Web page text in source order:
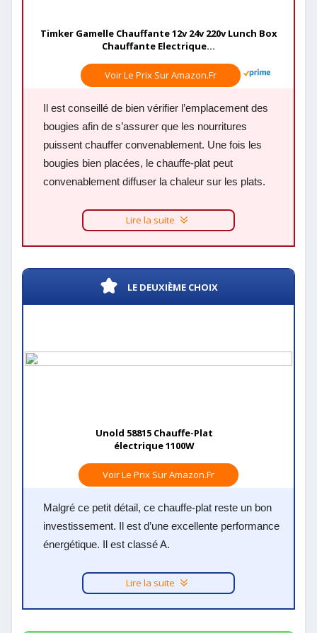
Timker Gamelle Chauffante 12v 24v 220v Lunch Box
Chauffante Electrique...
Voir Le Prix Sur Amazon.fr
Il est conseillé de bien vérifier l’emplacement des
bougies afin de s’assurer que les nourritures
puissent chauffer convenablement. Une fois les
bougies bien placées, le chauffe-plat peut
convenablement diffuser la chaleur sur les plats.
Lire la suite
LE DEUXIÈME CHOIX
Unold 58815 Chauffe-Plat
électrique 1100W
Voir Le Prix Sur Amazon.fr
Malgré ce petit détail, ce chauffe-plat reste un bon
investissement. Il est d’une excellente performance
énergétique. Il est classé A.
Lire la suite